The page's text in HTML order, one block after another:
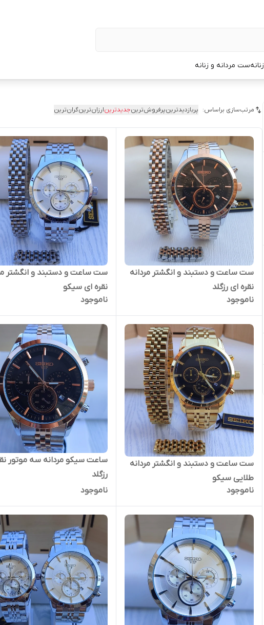
زنانهست مردانه و زنانه
مرتب‌سازی براساس: پربازدیدترینپرفروش‌ترینجدیدترینارزان‌ترینگران‌ترین
ست ساعت و دستبند و انگشتر مردانه
نقره ای رزگلد
ناموجود
ست ساعت و دستبند و انگشتر
نقره ای سیکو
ناموجود
ست ساعت و دستبند و انگشتر مردانه
طلایی سیکو
ناموجود
ساعت سیکو مردانه سه موتور
رزگلد
ناموجود